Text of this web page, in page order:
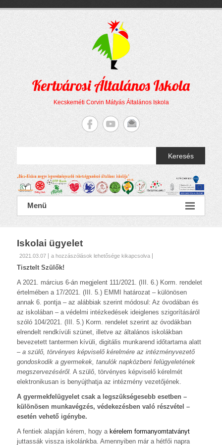
Kertvárosi Általános Iskola
Kecskeméti Corvin Mátyás Általános Iskola
Keresés
Menü
Iskolai ügyelet
2021.03.07
Iskolai
ügyelet
a hozzászólások lehetősége kikapcsolva
Tisztelt Szülők!
A 2021. március 6-án megjelent 111/2021. (III. 6.) Korm. rendelet
értelmében a 17/2021. (III. 5.) EMMI határozat – különösen
annak 6. pontja – az alábbiak szerint módosul: Az óvodában és
az iskolában – a védelmi intézkedések ideiglenes szigorításáról
szóló 104/2021. (III. 5.) Korm. rendelet szerint az óvodákban
elrendelt rendkívüli szünet, illetve az általános iskolákban
bevezetett tantermen kívüli, digitális munkarend időtartama alatt
– a szülő, törvényes képviselő kérelmére az intézményvezető
gondoskodik a gyermekek, tanulók napközbeni felügyeletének
megszervezéséről. A szülő, törvényes képviselő kérelmét
elektronikusan is benyújthatja az intézmény vezetőjének.
A gyermekfelügyelet csak a legszükségesebb esetben –
különösen munkavégzés, védekezésben való részvétel –
esetén vehető igénybe.
A fentiek alapján kérem, hogy a kérelem formanyomtatványt
juttassák vissza iskolánkba. Amennyiben már a hétfői napra